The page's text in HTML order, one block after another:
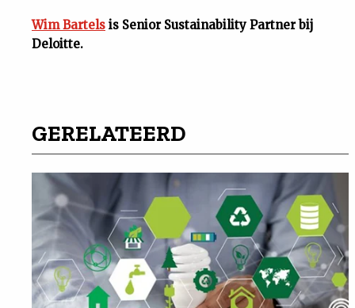
Wim Bartels is Senior Sustainability Partner bij
Deloitte.
GERELATEERD